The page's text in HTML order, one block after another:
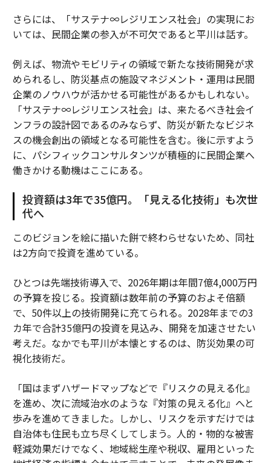
さらには、「サステナ∞レジリエンス社会」の実現にお
いては、民間企業の参入が不可欠であると平川は話す。
例えば、物流やモビリティの領域で新たな技術開発が求
められるし、防災基点の施設マネジメント・運用は民間
企業のノウハウが活かせる可能性があるかもしれない。
「サステナ∞レジリエンス社会」は、来たるべき社会イ
ンフラの設計図であるのみならず、防災が新たなビジネ
スの機会創出の領域となる可能性を含む。後に示すよう
に、パシフィックコンサルタンツが積極的に民間企業へ
働きかける動機はここにある。
投資額は3年で35億円。「見える化技術」も次世
代へ
このビジョンを絵に描いた餅で終わらせないため、同社
は2方向で投資を進めている。
ひとつは先端技術導入で、2026年期は年間7億4,000万円
の予算を投じる。投資額は数年前の予算のおよそ倍額
で、50件以上の技術開発に充てられる。2028年までの3
カ年で合計35億円の投資を見込み、開発を加速させたい
考えだ。なかでも平川が本懐とするのは、防災効果の可
視化技術だ。
「国はまずハザードマップなどで『リスクの見える化』
を進め、次に流域治水のような『対策の見える化』へと
歩みを進めてきました。しかし、リスクを示すだけでは
自治体も住民も立ち尽くしてしまう。人的・物的な被害
軽減効果だけでなく、地域総生産や税収、雇用といった